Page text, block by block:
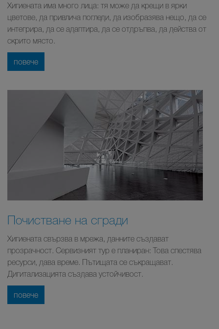
Хигиената има много лица: тя може да крещи в ярки
цветове, да привлича погледи, да изобразява нещо, да се
интегрира, да се адаптира, да се отдръпва, да действа от
скрито място.
повече
Почистване на сгради
Хигиената свързва в мрежа, данните създават
прозрачност. Сервизният тур е планиран: Това спестява
ресурси, дава време. Пътищата се съкращават.
Дигитализацията създава устойчивост.
повече